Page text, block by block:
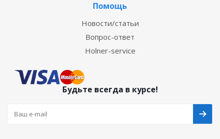
Помощь
Новости/статьи
Вопрос-ответ
Holner-service
Будьте всегда в курсе!